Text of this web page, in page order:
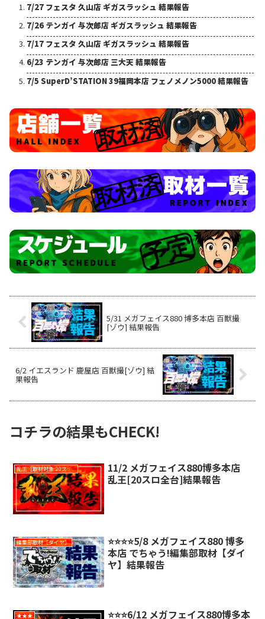
7/27 フェスタ 久山店 ギガスラッシュ 結果報告
7/26 テンガイ 与次郎店 ギガスラッシュ 結果報告
7/17 フェスタ 久山店 ギガスラッシュ 結果報告
6/23 テンガイ 与次郎店 三大天 結果報告
7/5 SuperD’STATION 39福岡本店 フェノメノン5000 結果報告
5/31 メガフェイス880 博多本店 百獣撮
[ゾウ] 結果報告
6/2 イエスランド 鹿屋店 百獣撮[ゾウ] 結
果報告
コチラの結果もCHECK!
乱王［取材対象:20スロ全台］
11/2 メガフェイス880博多本店
乱王[20スロ全台]結果報告
編集部取材［ダイヤ］
⭐️⭐️⭐️⭐️5/8 メガフェイス880 博多
本店 でちゃう!編集部取材【ダイ
ヤ】結果報告
★★★
⭐️⭐️⭐️6/12 メガフェイス880博多本